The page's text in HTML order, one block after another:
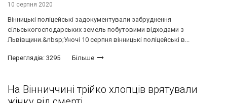
10 серпня 2020
Вінницькі поліцейські задокументували забруднення
сільськогосподарських земель побутовими відходами з
Львівщини.&nbsp;Уночі 10 серпня вінницькі поліцейські в...
Переглядів: 3295 Більше
На Вінниччині трійко хлопців врятували